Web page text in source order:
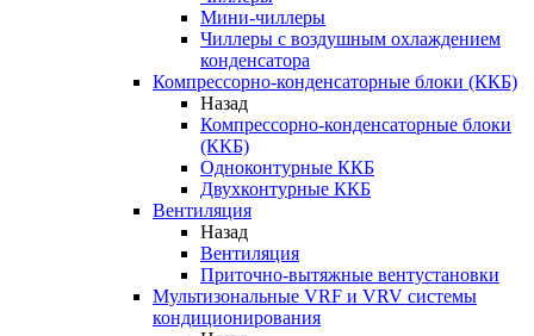
Мини-чиллеры
Чиллеры с воздушным охлаждением
конденсатора
Компрессорно-конденсаторные блоки (ККБ)
Назад
Компрессорно-конденсаторные блоки
(ККБ)
Одноконтурные ККБ
Двухконтурные ККБ
Вентиляция
Назад
Вентиляция
Приточно-вытяжные вентустановки
Мультизональные VRF и VRV системы
кондиционирования